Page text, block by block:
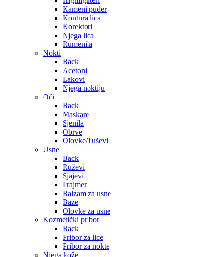
Kameni puder
Kontura lica
Korektori
Njega lica
Rumenila
Nokti
Back
Acetoni
Lakovi
Njega noktiju
Oči
Back
Maskare
Sjenila
Obrve
Olovke/Tuševi
Usne
Back
Ruževi
Sjajevi
Prajmer
Balzam za usne
Baze
Olovke za usne
Kozmetički pribor
Back
Pribor za lice
Pribor za nokte
Njega kože